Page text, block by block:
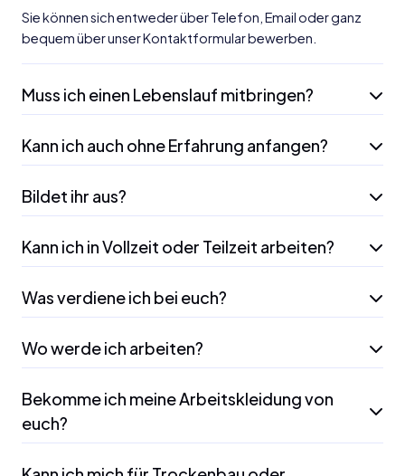
Sie können sich entweder über Telefon, Email oder ganz
bequem über unser Kontaktformular bewerben.
Muss ich einen Lebenslauf mitbringen?
Kann ich auch ohne Erfahrung anfangen?
Bildet ihr aus?
Kann ich in Vollzeit oder Teilzeit arbeiten?
Was verdiene ich bei euch?
Wo werde ich arbeiten?
Bekomme ich meine Arbeitskleidung von
euch?